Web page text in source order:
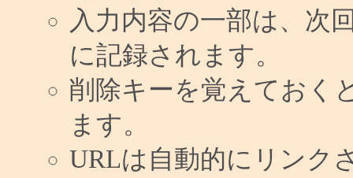
入力内容の一部は、次
に記録されます。
削除キーを覚えておく
ます。
URLは自動的にリンク